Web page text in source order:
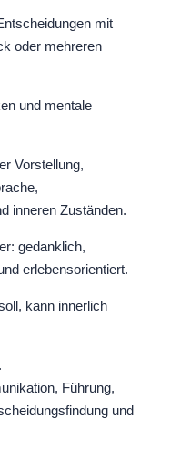
mit
oder mehreren
und mentale
Vorstellung,
inneren Zuständen.
gedanklich,
erlebensorientiert.
kann innerlich
Führung,
und